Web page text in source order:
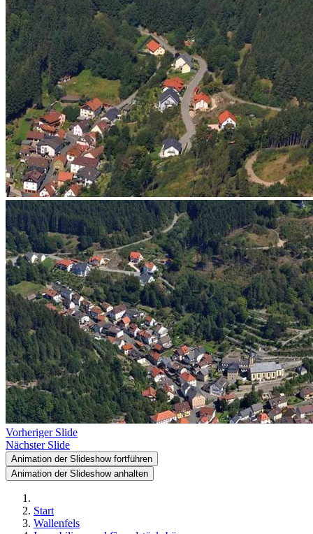
Vorheriger Slide
Nächster Slide
Animation der Slideshow fortführen
Animation der Slideshow anhalten
Start
Wallenfels